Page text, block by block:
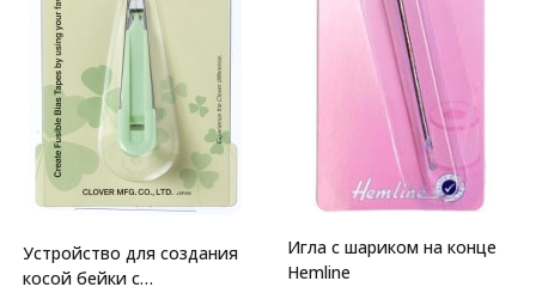
Устройство для создания
косой бейки с
Игла с шариком на конце
Hemline